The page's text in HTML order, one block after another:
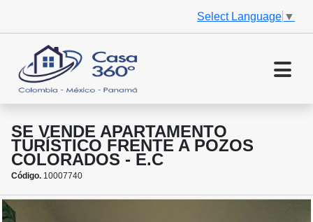
Select Language ▼
SE VENDE APARTAMENTO
TURÍSTICO FRENTE A POZOS
COLORADOS - E.C
Código. 10007740